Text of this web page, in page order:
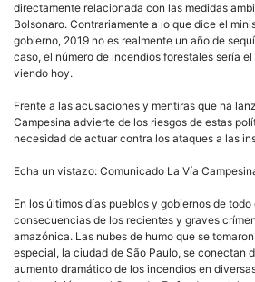
directamente relacionada con las medidas
Bolsonaro. Contrariamente a lo que dice el
gobierno, 2019 no es realmente un año de
caso, el número de incendios forestales sería
viendo hoy.
Frente a las acusaciones y mentiras que ha
Campesina advierte de los riesgos de estas
necesidad de actuar contra los ataques a las
Echa un vistazo: Comunicado La Vía
En los últimos días pueblos y gobiernos de
consecuencias de los recientes y graves
amazónica. Las nubes de humo que se
especial, la ciudad de São Paulo, se conectan
aumento dramático de los incendios en